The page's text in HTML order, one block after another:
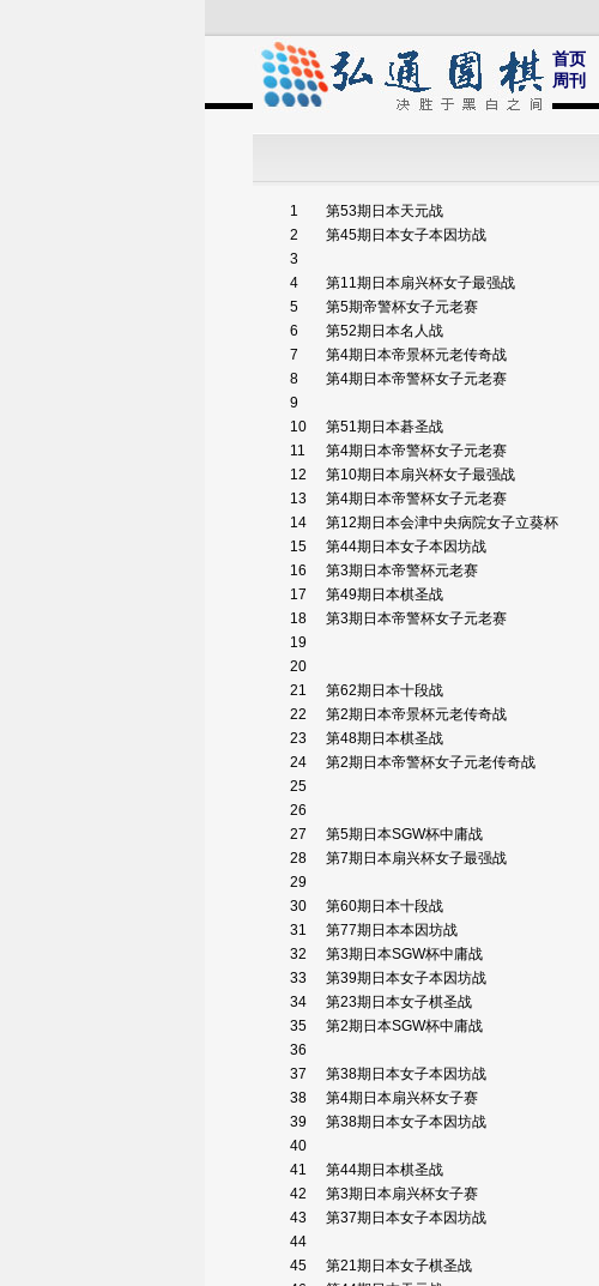
首页
周刊
1 第53期日本天元战
2
第45期日本女子本因坊战
3
4
第11期日本扇兴杯女子最强战
5
第5期帝警杯女子元老赛
6
第52期日本名人战
7
第4期日本帝景杯元老传奇战
8
第4期日本帝警杯女子元老赛
9
10
第51期日本碁圣战
11
第4期日本帝警杯女子元老赛
12
第10期日本扇兴杯女子最强战
13
第4期日本帝警杯女子元老赛
14
第12期日本会津中央病院女子立葵杯
15
第44期日本女子本因坊战
16
第3期日本帝警杯元老赛
17
第49期日本棋圣战
18
第3期日本帝警杯女子元老赛
19
20
21
第62期日本十段战
22
第2期日本帝景杯元老传奇战
23
第48期日本棋圣战
24
第2期日本帝警杯女子元老传奇战
25
26
27
第5期日本SGW杯中庸战
28
第7期日本扇兴杯女子最强战
29
30
第60期日本十段战
31
第77期日本本因坊战
32
第3期日本SGW杯中庸战
33
第39期日本女子本因坊战
34
第23期日本女子棋圣战
35
第2期日本SGW杯中庸战
36
37
第38期日本女子本因坊战
38
第4期日本扇兴杯女子赛
39
第38期日本女子本因坊战
40
41
第44期日本棋圣战
42
第3期日本扇兴杯女子赛
43
第37期日本女子本因坊战
44
45
第21期日本女子棋圣战